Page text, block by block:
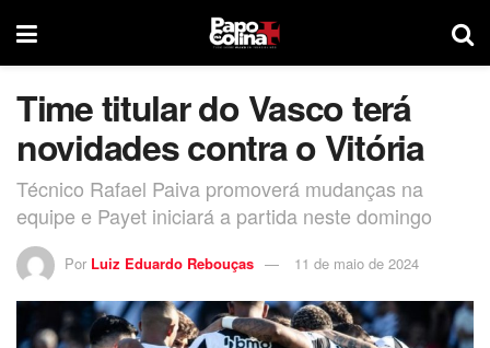
Time titular do Vasco terá
novidades contra o Vitória
Técnico Rafael Paiva promoverá mudanças na
equipe e Payet iniciará a partida neste domingo
Por Luiz Eduardo Rebouças 11 de maio de 2024